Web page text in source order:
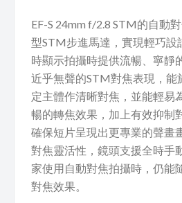
EF-S 24mm f/2.8 STM的自動
型STM步進馬達，實現輕巧設
時顯示拍攝時提供流暢、寧靜
近乎無聲的STM對焦表現，能
定主體作清晰對焦，並能輕易
暢的轉焦效果，加上有效抑制
確保短片呈現出更專業的聲畫
對焦靈活性，鏡頭支援全時手
家使用自動對焦拍攝時，仍能
對焦效果。